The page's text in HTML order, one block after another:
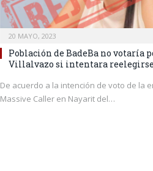
20 MAYO, 2023
Población de BadeBa no votaría
Villalvazo si intentara
De acuerdo a la intención de voto de la
Massive Caller en Nayarit del…